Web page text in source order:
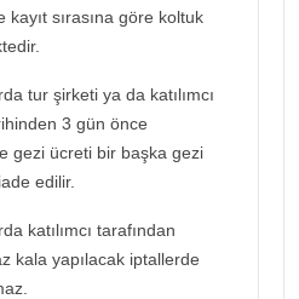
sırasına göre koltuk
tur şirketi ya da katılımcı
3 gün önce
gezi ücreti bir başka gezi
edilir.
katılımcı tarafından
kala yapılacak iptallerde